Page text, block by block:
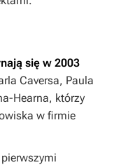
się w 2003
Caversa, Paula
Hearna, którzy
w firmie